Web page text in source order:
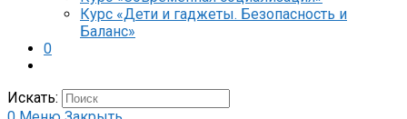
Курс «Дети и гаджеты. Безопасность и
Баланс»
0
Искать: